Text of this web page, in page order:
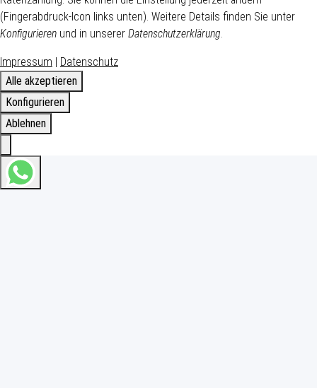
(Fingerabdruck-Icon links unten). Weitere Details finden Sie unter
Konfigurieren und in unserer Datenschutzerklärung.
Impressum
Datenschutz
Alle akzeptieren
Konfigurieren
Ablehnen